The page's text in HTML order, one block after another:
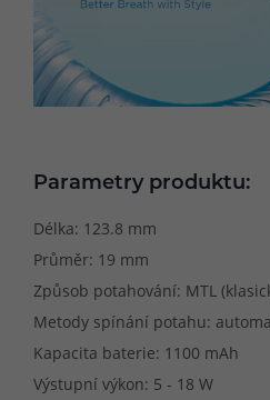
Parametry produktu:
Délka: 123.8 mm
Průměr: 19 mm
Způsob potahování: MTL
Metody spínání potahu:
Kapacita baterie: 1100 mAh
Výstupní výkon: 5 - 18 W